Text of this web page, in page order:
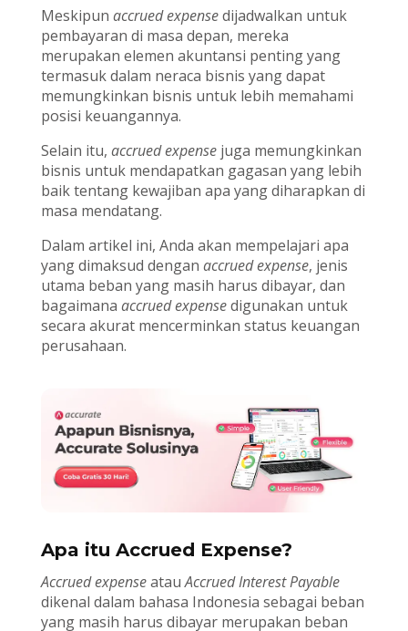
Meskipun accrued expensedijadwalkan untuk
pembayaran di masa depan, mereka
merupakan elemen akuntansi penting yang
termasuk dalam neraca bisnis yang dapat
memungkinkan bisnis untuk lebih memahami
posisi keuangannya.
Selain itu, accrued expensejuga memungkinkan
bisnis untuk mendapatkan gagasan yang lebih
baik tentang kewajiban apa yang diharapkan di
masa mendatang.
Dalam artikel ini, Anda akan mempelajari apa
yang dimaksud dengan accrued expense, jenis
utama beban yang masih harus dibayar, dan
bagaimana accrued expensedigunakan untuk
secara akurat mencerminkan status keuangan
perusahaan.
Apa itu Accrued Expense?
Accrued expenseatauAccrued Interest Payable
dikenal dalam bahasa Indonesia sebagai beban
yang masih harus dibayar merupakan beban